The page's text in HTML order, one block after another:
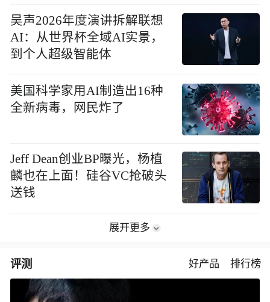
吴声2026年度演讲拆解联想
AI：从世界杯全域AI实景，
到个人超级智能体
美国科学家用AI制造出16种
全新病毒，网民炸了
Jeff Dean创业BP曝光，杨植
麟也在上面！硅谷VC抢破头
送钱
展开更多
评测 好产品 排行榜